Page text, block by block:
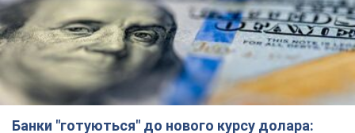
мобільних операторів: що не так з
цими повідомленнями
Як не потрапити в пастку шахраїв
6.08.2026 21:02
Найдорожчий футболіст "Динамо"